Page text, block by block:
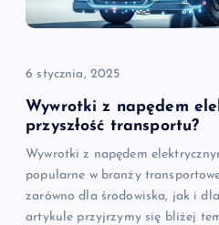
p
s
u
6 stycznia, 2025
Wywrotki z napędem
przyszłość transportu?
Wywrotki z napędem
popularne w branży
zarówno dla środowiska, jak i
artykule przyjrzymy się bliżej